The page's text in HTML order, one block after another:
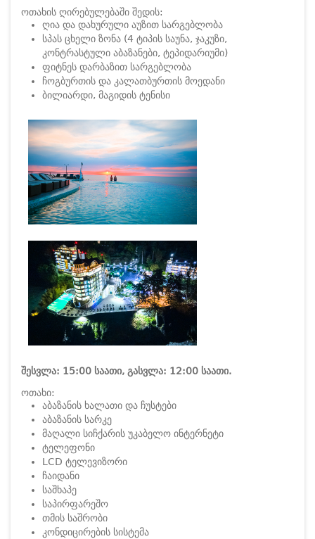
ოთახის ღირებულებაში შედის:
ღია და დახურული აუზით სარგებლობა
სპას ცხელი ზონა (4 ტიპის საუნა, ჯაკუზი,
კონტრასტული აბაზანები, ტეპიდარიუმი)
ფიტნეს დარბაზით სარგებლობა
ჩოგბურთის და კალათბურთის მოედანი
ბილიარდი, მაგიდის ტენისი
შესვლა: 15:00 საათი, გასვლა: 12:00 საათი.
ოთახი:
აბაზანის ხალათი და ჩუსტები
აბაზანის სარკე
მაღალი სიჩქარის უკაბელო ინტერნეტი
ტელეფონი
LCD ტელევიზორი
ჩაიდანი
საშხაპე
საპირფარეშო
თმის საშრობი
კონდიცირების სისტემა